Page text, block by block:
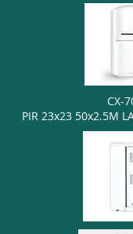
CX-
PIR 23x23 50x2.5M